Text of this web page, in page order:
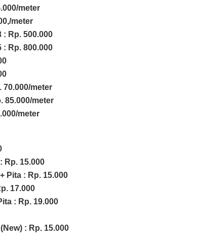
meter
meter
Rp. 500.000
Rp. 800.000
meter
85.000/meter
meter
Rp. 15.000
Pita : Rp. 15.000
17.000
: Rp. 19.000
: Rp. 15.000